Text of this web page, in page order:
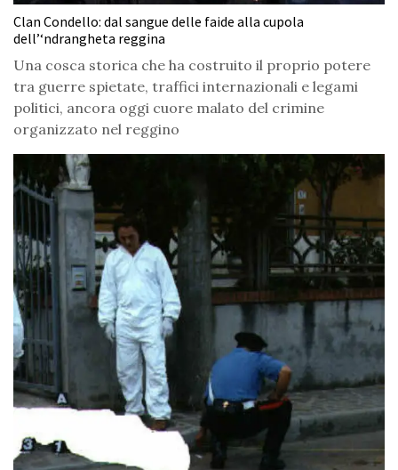
Clan Condello: dal sangue delle faide alla cupola
dell’‘ndrangheta reggina
Una cosca storica che ha costruito il proprio potere
tra guerre spietate, traffici internazionali e legami
politici, ancora oggi cuore malato del crimine
organizzato nel reggino